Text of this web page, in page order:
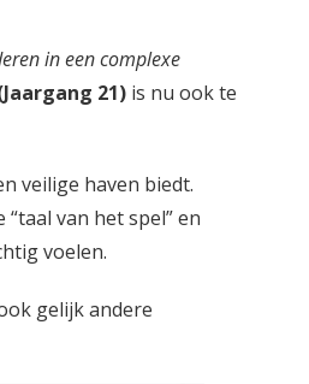
in een complexe
21) is nu ook te
veilige haven biedt.
van het spel” en
voelen.
gelijk andere